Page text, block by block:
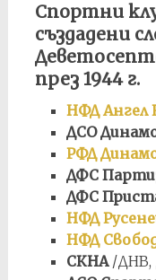
Спортни
създадени
през 1944 г.
НФД Ангел
ДСО
РФД
ДФС
ДФС
НФД
НФД
СКНА/ДНВ,